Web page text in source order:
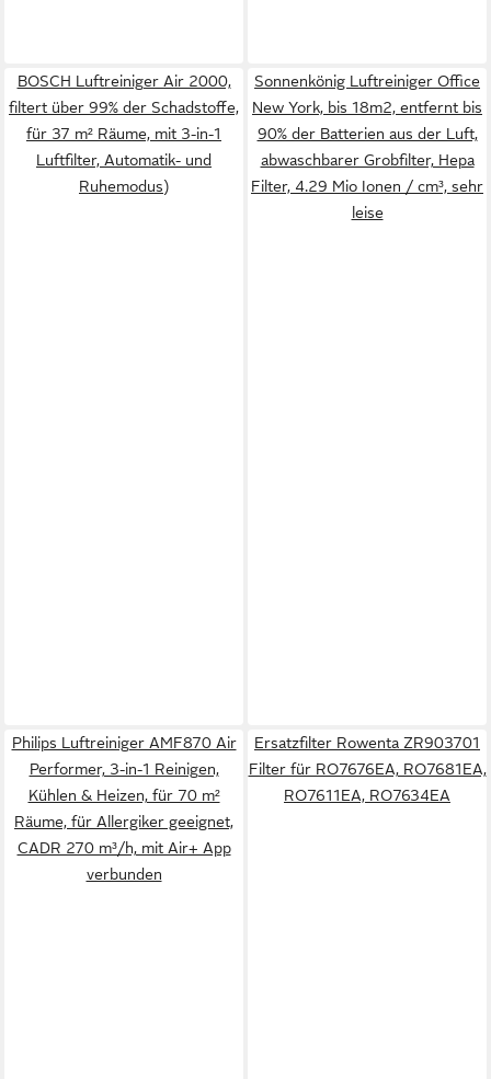
BOSCH Luftreiniger Air 2000,
filtert über 99% der Schadstoffe,
für 37 m² Räume, mit 3-in-1
Luftfilter, Automatik- und
Ruhemodus)
Sonnenkönig Luftreiniger Office
New York, bis 18m2, entfernt bis
90% der Batterien aus der Luft,
abwaschbarer Grobfilter, Hepa
Filter, 4.29 Mio Ionen / cm³, sehr
leise
Philips Luftreiniger AMF870 Air
Performer, 3-in-1 Reinigen,
Kühlen & Heizen, für 70 m²
Räume, für Allergiker geeignet,
CADR 270 m³/h, mit Air+ App
verbunden
Ersatzfilter Rowenta ZR903701
Filter für RO7676EA, RO7681EA,
RO7611EA, RO7634EA